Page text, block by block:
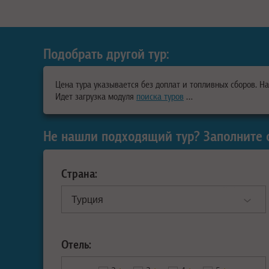
Подобрать другой тур:
Цена тура указывается без доплат и топливных сборов.
Идет загрузка модуля поиска туров …
Не нашли подходящий тур?
Страна:
Отель: